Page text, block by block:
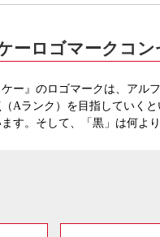
ーロゴマークコン
ケー』のロゴマークは、ア
Aランク）を目指していく
す。そして、「黒」は何よ